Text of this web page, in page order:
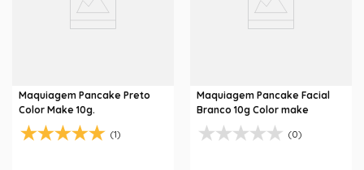
Maquiagem Pancake Preto
Color Make 10g.
(1)
Maquiagem Pancake Facial
Branco 10g Color make
(0)